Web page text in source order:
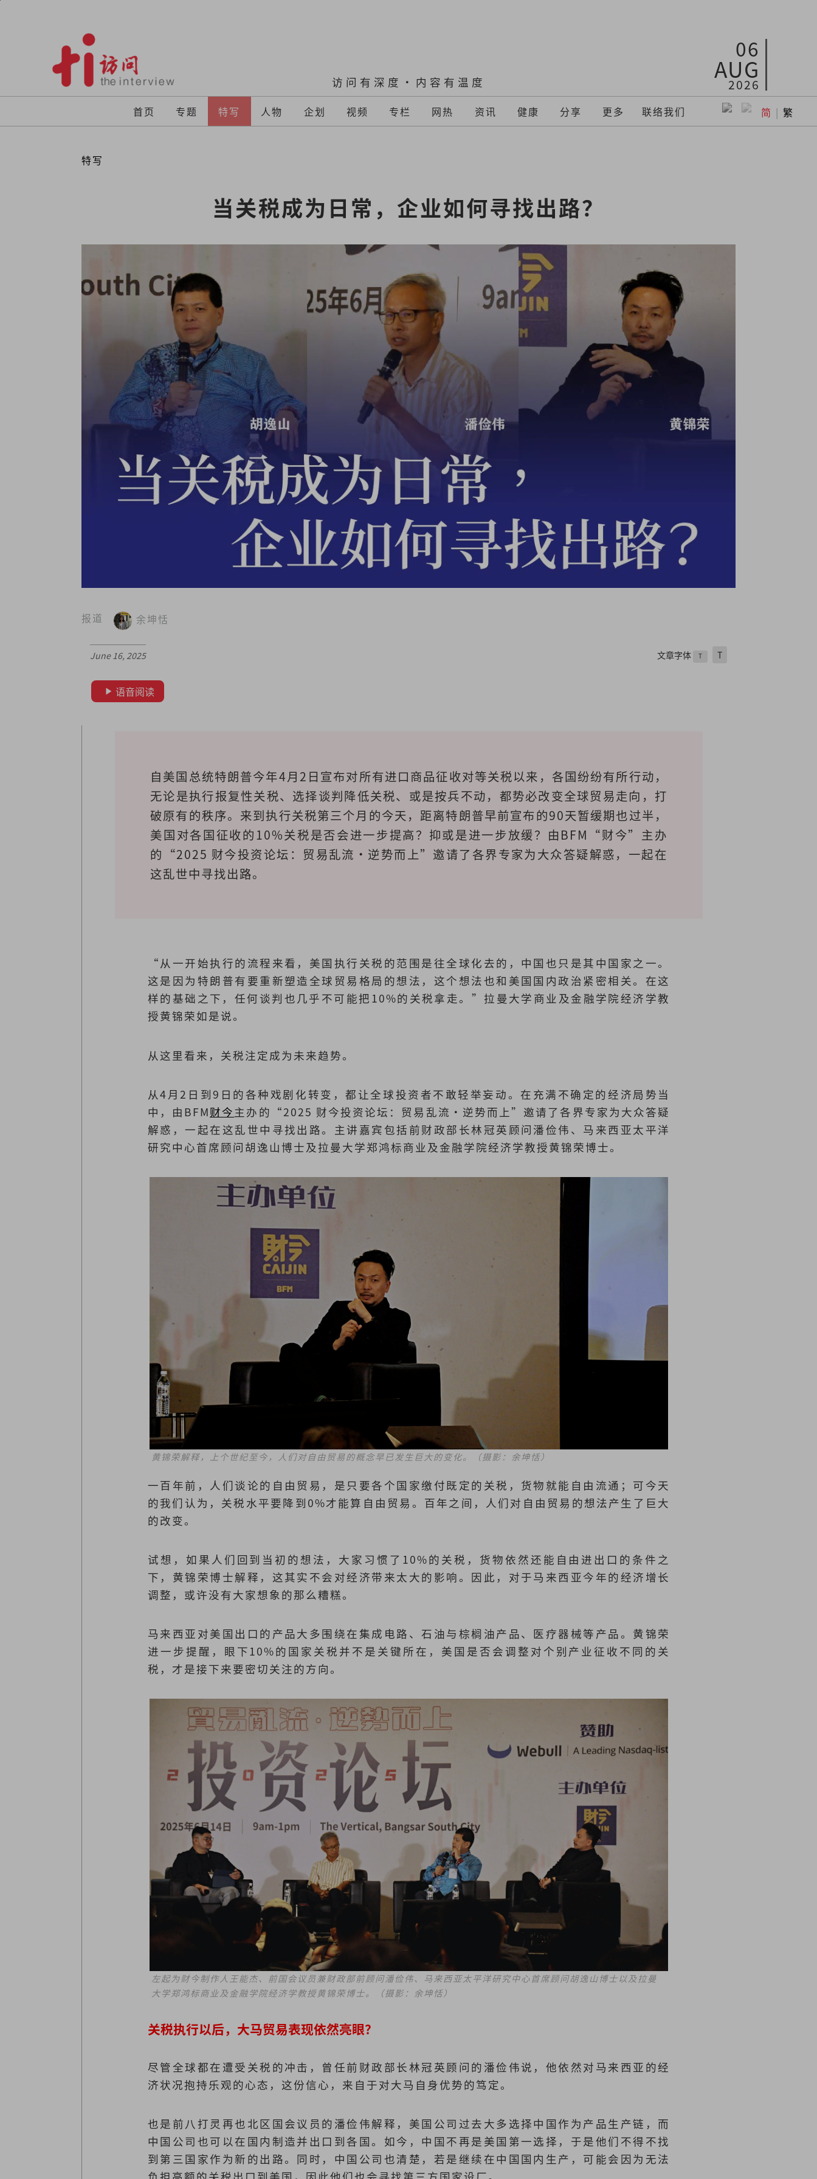
访问有深度·内容有温度
06
AUG
2026
首页 专题 特写 人物 企划 视频 专栏 网热 资讯 健康 分享 更多 联络我们 简 | 繁
特写
当关税成为日常，企业如何寻找出路？
报道 余坤恬
June 16, 2025 文章字体 T T
语音阅读
自美国总统特朗普今年4月2日宣布对所有进口商品征收对等关税以来，各国纷纷有所行动，
无论是执行报复性关税、选择谈判降低关税、或是按兵不动，都势必改变全球贸易走向，打
破原有的秩序。来到执行关税第三个月的今天，距离特朗普早前宣布的90天暂缓期也过半，
美国对各国征收的10%关税是否会进一步提高？抑或是进一步放缓？由BFM“财今”主办
的“2025 财今投资论坛：贸易乱流·逆势而上”邀请了各界专家为大众答疑解惑，一起在
这乱世中寻找出路。
“从一开始执行的流程来看，美国执行关税的范围是往全球化去的，中国也只是其中国家之一。
这是因为特朗普有要重新塑造全球贸易格局的想法，这个想法也和美国国内政治紧密相关。在这
样的基础之下，任何谈判也几乎不可能把10%的关税拿走。”拉曼大学商业及金融学院经济学教
授黄锦荣如是说。
从这里看来，关税注定成为未来趋势。
从4月2日到9日的各种戏剧化转变，都让全球投资者不敢轻举妄动。在充满不确定的经济局势当
中，由BFM财今主办的“2025 财今投资论坛：贸易乱流·逆势而上”邀请了各界专家为大众答疑
解惑，一起在这乱世中寻找出路。主讲嘉宾包括前财政部长林冠英顾问潘俭伟、马来西亚太平洋
研究中心首席顾问胡逸山博士及拉曼大学郑鸿标商业及金融学院经济学教授黄锦荣博士。
黄锦荣解释，上个世纪至今，人们对自由贸易的概念早已发生巨大的变化。（摄影：余坤恬）
一百年前，人们谈论的自由贸易，是只要各个国家缴付既定的关税，货物就能自由流通；可今天
的我们认为，关税水平要降到0%才能算自由贸易。百年之间，人们对自由贸易的想法产生了巨大
的改变。
试想，如果人们回到当初的想法，大家习惯了10%的关税，货物依然还能自由进出口的条件之
下，黄锦荣博士解释，这其实不会对经济带来太大的影响。因此，对于马来西亚今年的经济增长
调整，或许没有大家想象的那么糟糕。
马来西亚对美国出口的产品大多围绕在集成电路、石油与棕榈油产品、医疗器械等产品。黄锦荣
进一步提醒，眼下10%的国家关税并不是关键所在，美国是否会调整对个别产业征收不同的关
税，才是接下来要密切关注的方向。
左起为财今制作人王能杰、
前国会议员兼财政部前顾问潘俭伟、马来西亚太平洋研究中心首席顾问胡逸山博士以及拉曼
大学郑鸿标商业及金融学院经济学教授黄锦荣博士。（摄影：余坤恬）
关税执行以后，大马贸易表现依然亮眼？
尽管全球都在遭受关税的冲击，曾任前财政部长林冠英顾问的潘俭伟说，他依然对马来西亚的经
济状况抱持乐观的心态，这份信心，来自于对大马自身优势的笃定。
也是前八打灵再也北区国会议员的潘俭伟解释，美国公司过去大多选择中国作为产品生产链，而
中国公司也可以在国内制造并出口到各国。如今，中国不再是美国第一选择，于是他们不得不找
到第三国家作为新的出路。同时，中国公司也清楚，若是继续在中国国内生产，可能会因为无法